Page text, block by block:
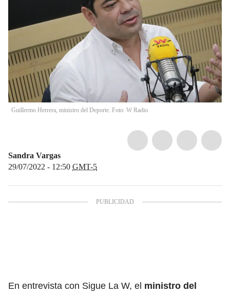
Guillermo Herrera, ministro del Deporte. Foto: W Radio
Sandra Vargas
29/07/2022 - 12:50 GMT-5
En entrevista con Sigue La W, el ministro del